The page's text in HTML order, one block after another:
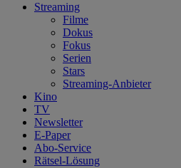
Streaming
Filme
Dokus
Fokus
Serien
Stars
Streaming-Anbieter
Kino
TV
Newsletter
E-Paper
Abo-Service
Rätsel-Lösung